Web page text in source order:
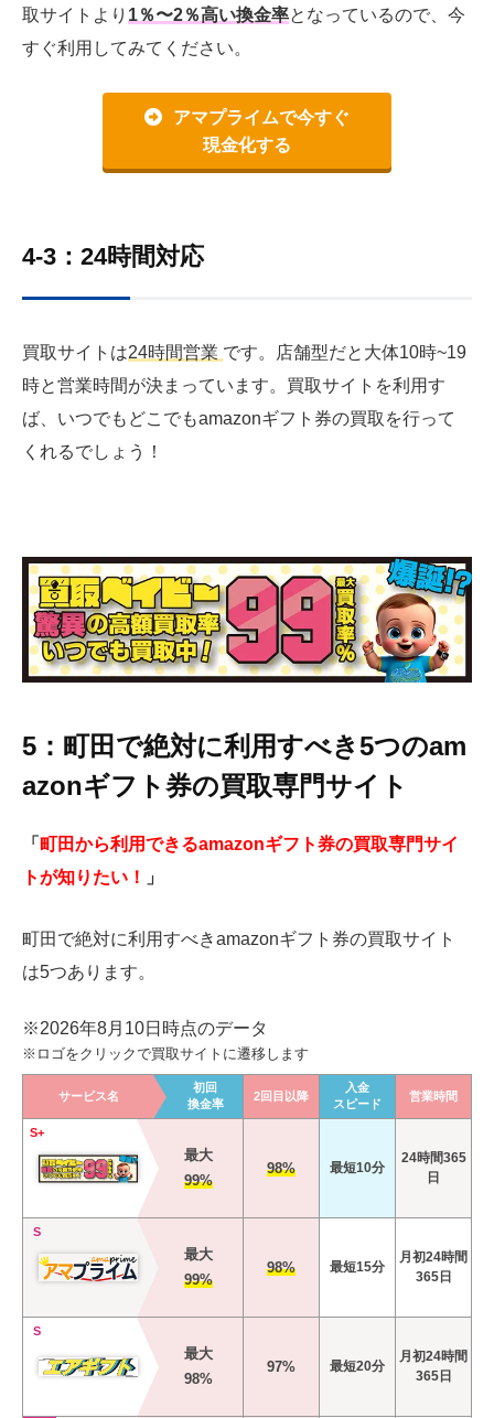
取サイトより 1％〜2％高い換金率となっているので、今
すぐ利用してみてください。
アマプライムで今すぐ
現金化する
4-3：24時間対応
買取サイトは24時間営業 です。店舗型だと大体10時~19
時と営業時間が決まっています。買取サイトを利用す
ば、いつでもどこでもamazonギフト券の買取を行って
くれるでしょう！
5：町田で絶対に利用すべき5つのam
azonギフト券の買取専門サイト
「 町田から利用できるamazonギフト券の買取専門サイ
トが知りたい！
」
町田で絶対に利用すべきamazonギフト券の買取サイト
は5つあります。
※2026年8月10日時点のデータ
※ロゴをクリックで買取サイトに遷移します
サービス名
初回
換金率
2回目以降
入金
スピード
営業時間
S+
最大
99%
98% 最短10分
24時間365
日
S
最大
99%
98% 最短15分
月初24時間
365日
S
最大
98%
97% 最短20分
月初24時間
365日